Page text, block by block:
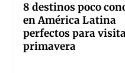
8 destinos poco
en América Latina
perfectos para
primavera